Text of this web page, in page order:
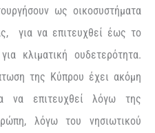
ως οικοσυστήματα
για να επιτευχθεί έως το
κλιματική ουδετερότητα.
της Κύπρου έχει ακόμη
να επιτευχθεί λόγω της
λόγω του νησιωτικού